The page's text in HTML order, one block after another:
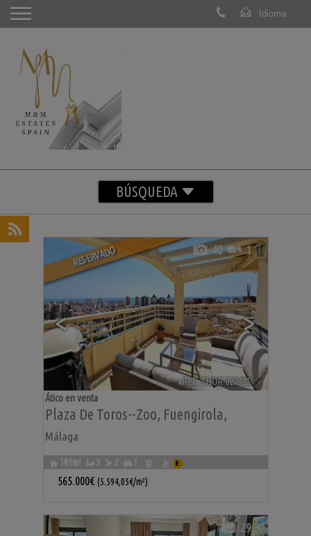
BÚSQUEDA
RESERVADO
< >
40 1
Ref.. THOR-620425🔗
Plaza De Toros--zoo, Fuengirola,
Málaga
Ático en venta
101m² 3 2 1
565.000€ (5.594,05€/m²)
29